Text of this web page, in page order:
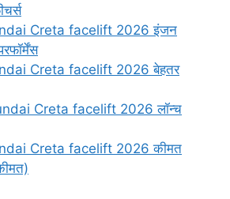
Creta facelift 2026 इंजन
Creta facelift 2026 बेहतर
Creta facelift 2026 लॉन्च
Creta facelift 2026 कीमत